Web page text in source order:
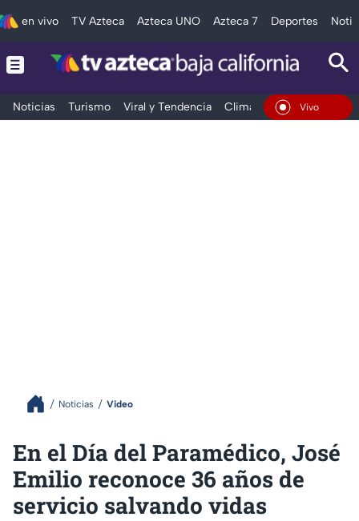
en vivo TV Azteca Azteca UNO Azteca 7 Deportes
Noticias Turismo Viral y Tendencia Clima Deportes
En Vivo
Noticias Video
En el Día del Paramédico, José
Emilio reconoce 36 años de
servicio salvando vidas